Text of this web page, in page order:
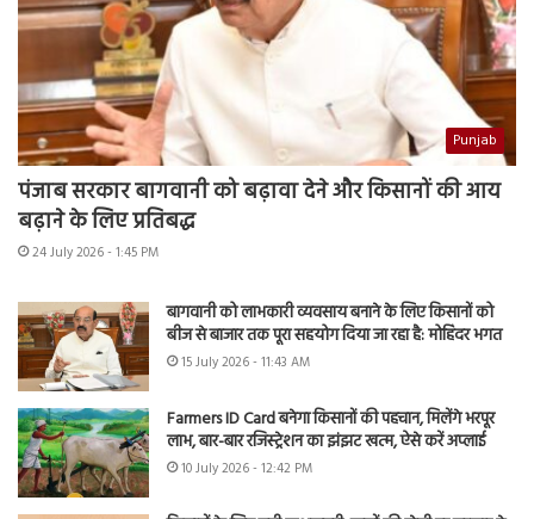
Punjab
पंजाब सरकार बागवानी को बढ़ावा देने और किसानों की आय
बढ़ाने के लिए प्रतिबद्ध
24 July 2026 - 1:45 PM
बागवानी को लाभकारी व्यवसाय बनाने के लिए किसानों को
बीज से बाजार तक पूरा सहयोग दिया जा रहा है: मोहिंदर भगत
15 July 2026 - 11:43 AM
Farmers ID Card बनेगा किसानों की पहचान, मिलेंगे भरपूर
लाभ, बार-बार रजिस्ट्रेशन का झंझट खत्म, ऐसे करें अप्लाई
10 July 2026 - 12:42 PM